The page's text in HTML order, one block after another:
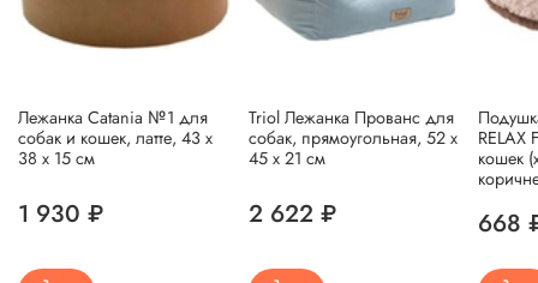
Лежанка Catania №1 для
собак и кошек, латте, 43 х
38 х 15 см
1 930 ₽
Triol Лежанка Прованс для
собак, прямоугольная, 52 x
45 x 21 см
2 622 ₽
RELAX
кошек
668